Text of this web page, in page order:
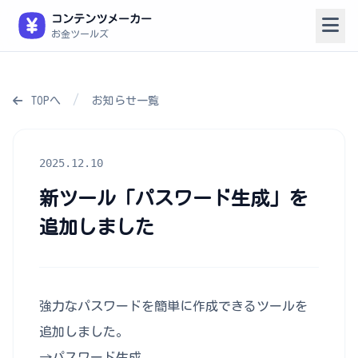
コンテンツメーカー
お金ツールズ
TOPへ / お知らせ一覧
2025.12.10
新ツール「パスワード生成」を
追加しました
強力なパスワードを簡単に作成できるツールを
追加しました。